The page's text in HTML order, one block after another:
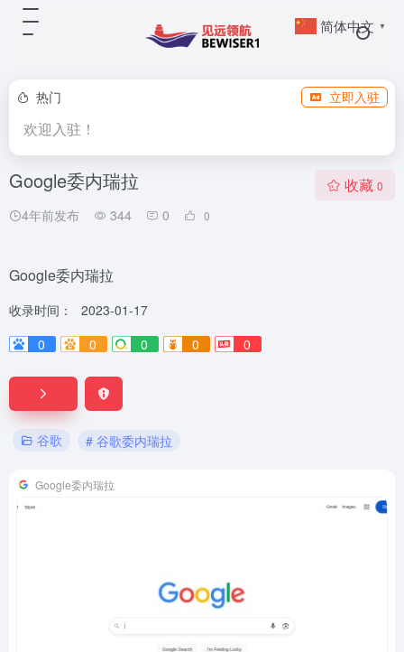
热门 立即入驻
欢迎入驻！
Google委内瑞拉
4年前发布 344 0 0
收藏 0
Google委内瑞拉
收录时间：
2023-01-17
0
0 0 0 0
谷歌 # 谷歌委内瑞拉
Google委内瑞拉
简体中文 ▼